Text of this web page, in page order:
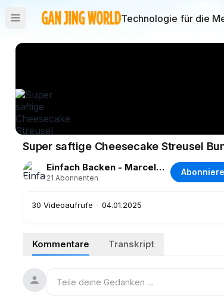
Technologie für die
Super saftige Cheesecake Streusel
Einfach Backen - Marcel Paa
21 Abonnenten
30 Videoaufrufe · 04.01.2025
Kommentare Transkript